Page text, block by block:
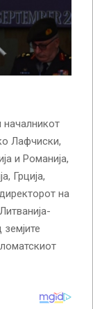
началникот
Лафчиски,
и Романија,
Грција,
на